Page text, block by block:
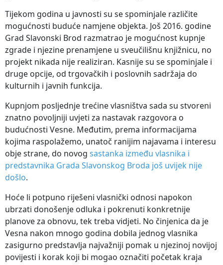
Tijekom godina u javnosti su se spominjale različite
mogućnosti buduće namjene objekta. Još 2016. godine
Grad Slavonski Brod razmatrao je mogućnost kupnje
zgrade i njezine prenamjene u sveučilišnu knjižnicu, no
projekt nikada nije realiziran. Kasnije su se spominjale i
druge opcije, od trgovačkih i poslovnih sadržaja do
kulturnih i javnih funkcija.
Kupnjom posljednje trećine vlasništva sada su stvoreni
znatno povoljniji uvjeti za nastavak razgovora o
budućnosti Vesne. Međutim, prema informacijama
kojima raspolažemo, unatoč ranijim najavama i interesu
obje strane, do novog sastanka između vlasnika i
predstavnika Grada Slavonskog Broda još uvijek nije
došlo.
Hoće li potpuno riješeni vlasnički odnosi napokon
ubrzati donošenje odluka i pokrenuti konkretnije
planove za obnovu, tek treba vidjeti. No činjenica da je
Vesna nakon mnogo godina dobila jednog vlasnika
zasigurno predstavlja najvažniji pomak u njezinoj novijoj
povijesti i korak koji bi mogao označiti početak kraja